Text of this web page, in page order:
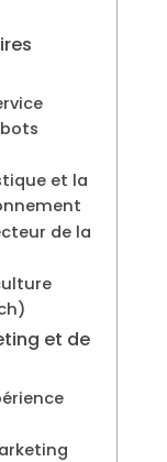
et la
de la
et de